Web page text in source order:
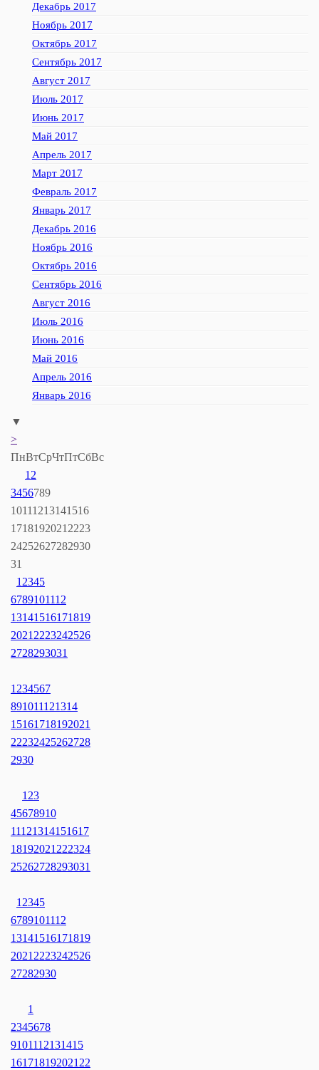
Декабрь 2017
Ноябрь 2017
Октябрь 2017
Сентябрь 2017
Август 2017
Июль 2017
Июнь 2017
Май 2017
Апрель 2017
Март 2017
Февраль 2017
Январь 2017
Декабрь 2016
Ноябрь 2016
Октябрь 2016
Сентябрь 2016
Август 2016
Июль 2016
Июнь 2016
Май 2016
Апрель 2016
Январь 2016
▼
>
ПнВтСрЧтПтСбВс
1 2
3456789
10111213141516
1718192021 2223
24252627282930
31
1 2345
6789101112
13141516171819
2021 2223242526
2728293031
1 234567
891011121314
15161718192021
22232425262728
2930
1 23
45678910
11121314151617
18192021 222324
25262728293031
1 2345
6789101112
13141516171819
2021 2223242526
27282930
1
2345678
9101112131415
161718192021 22